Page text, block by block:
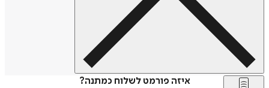
איזה פורמט לשלוח כמתנה?